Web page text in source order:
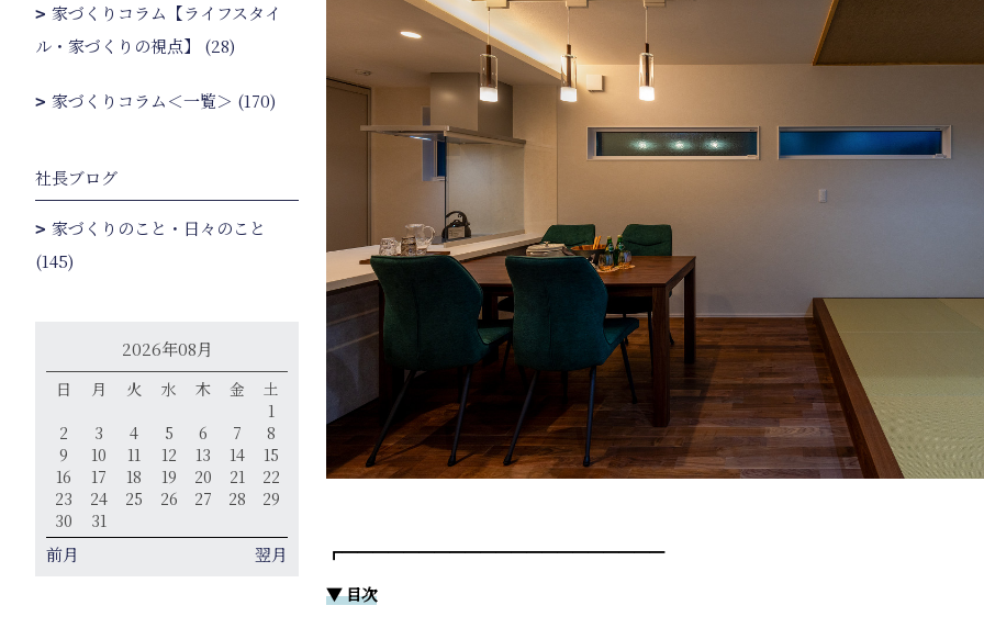
┏━━━━━━━━━━━━━━━━━━━━━
▼ 目次
家づくりコラム【ライフスタイ
ル・家づくりの視点】 (28)
家づくりコラム＜一覧＞ (170)
社長ブログ
家づくりのこと・日々のこと
(145)
2026年08月
日 月 火 水 木 金
土
1
2
3 4 5 6 7
8
9
10 11 12 13 14
15
16
17 18 19 20 21
22
23
24 25 26 27 28
29
30
31
前月 翌月